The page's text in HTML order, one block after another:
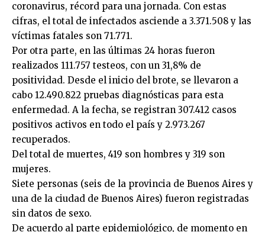
coronavirus, récord para una jornada. Con estas
cifras, el total de infectados asciende a 3.371.508 y las
víctimas fatales son 71.771.
Por otra parte, en las últimas 24 horas fueron
realizados 111.757 testeos, con un 31,8% de
positividad. Desde el inicio del brote, se llevaron a
cabo 12.490.822 pruebas diagnósticas para esta
enfermedad. A la fecha, se registran 307.412 casos
positivos activos en todo el país y 2.973.267
recuperados.
Del total de muertes, 419 son hombres y 319 son
mujeres.
Siete personas (seis de la provincia de Buenos Aires y
una de la ciudad de Buenos Aires) fueron registradas
sin datos de sexo.
De acuerdo al parte epidemiológico, de momento en